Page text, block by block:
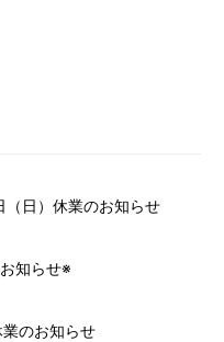
日）休業のお知らせ
知らせ※
のお知らせ